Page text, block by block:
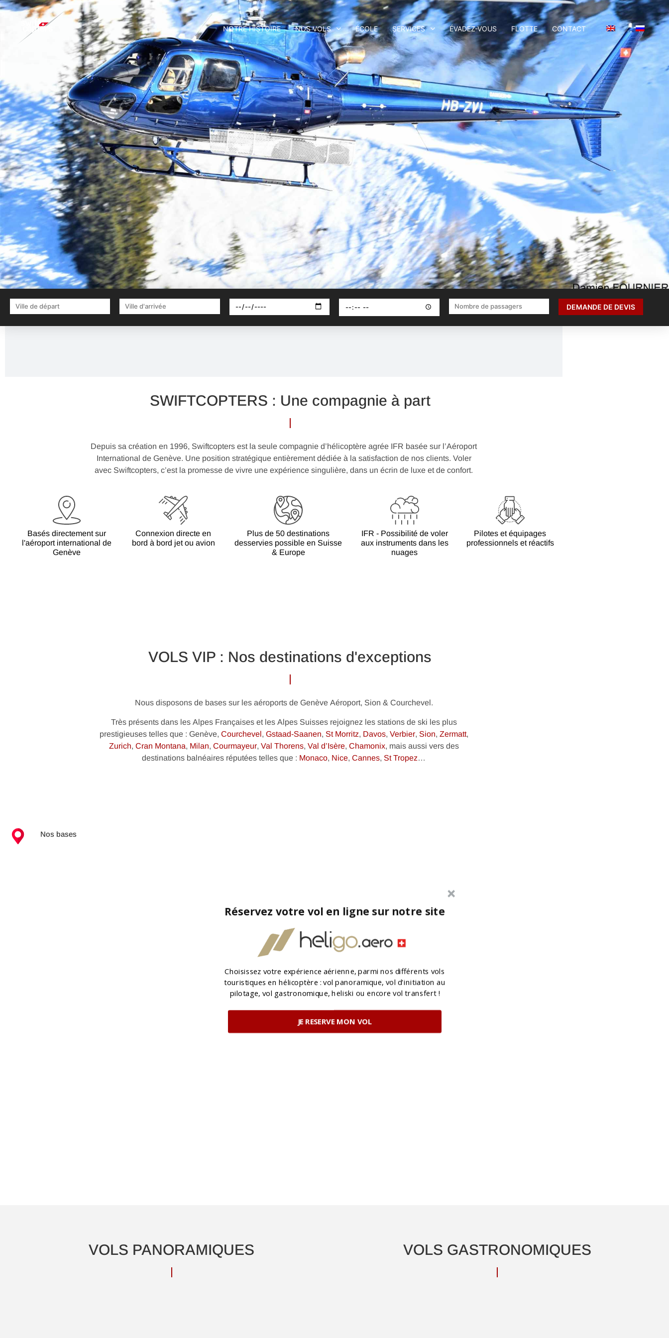
NOTRE HISTOIRE NOS VOLS ÉCOLE SERVICES ÉVADEZ-VOUS FLOTTE CONTACT
DEMANDE DE DEVIS
SWIFTCOPTERS : Une compagnie à part
Depuis sa création en 1996, Swiftcopters est la seule compagnie d’hélicoptère agrée IFR basée sur l’Aéroport
International de Genève. Une position stratégique entièrement dédiée à la satisfaction de nos clients. Voler
avec Swiftcopters, c’est la promesse de vivre une expérience singulière, dans un écrin de luxe et de confort.
Basés directement sur
l'aéroport international de
Genève
Connexion directe en
bord à bord jet ou avion
Plus de 50 destinations
desservies possible en Suisse
& Europe
IFR - Possibilité de voler
aux instruments dans les
nuages
Pilotes et équipages
professionnels et réactifs
VOLS VIP : Nos destinations d'exceptions
Nous disposons de bases sur les aéroports de Genève Aéroport, Sion & Courchevel.
Très présents dans les Alpes Françaises et les Alpes Suisses rejoignez les stations de ski les plus
prestigieuses telles que : Genève, Courchevel, Gstaad-Saanen, St Morritz, Davos, Verbier, Sion, Zermatt,
Zurich, Cran Montana, Milan, Courmayeur, Val Thorens, Val d’Isère, Chamonix, mais aussi vers des
destinations balnéaires réputées telles que : Monaco, Nice, Cannes, St Tropez…
Nos bases
VOLS PANORAMIQUES VOLS GASTRONOMIQUES
Réservez votre vol en ligne sur notre site
Choisissez votre expérience aérienne, parmi nos différents vols
touristiques en hélicoptère : vol panoramique, vol d'initiation au
pilotage, vol gastronomique, heliski ou encore vol transfert !
JE RESERVE MON VOL